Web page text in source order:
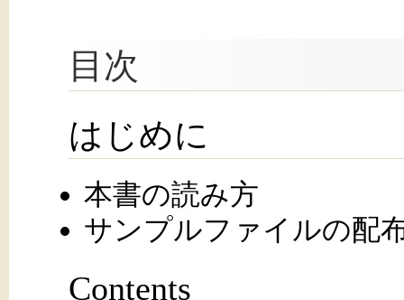
目次
はじめに
本書の読み方
サンプルファイルの配
Contents